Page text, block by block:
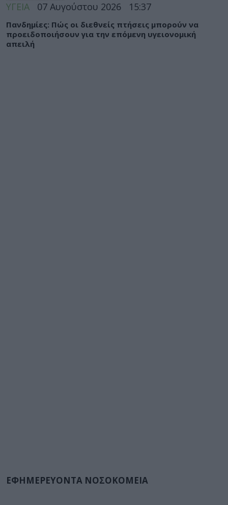
ΥΓΕΙΑ 07 Αυγούστου 2026 15:37
Πανδημίες: Πώς οι διεθνείς πτήσεις μπορούν να
προειδοποιήσουν για την επόμενη υγειονομική
απειλή
ΕΦΗΜΕΡΕΥΟΝΤΑ ΝΟΣΟΚΟΜΕΙΑ